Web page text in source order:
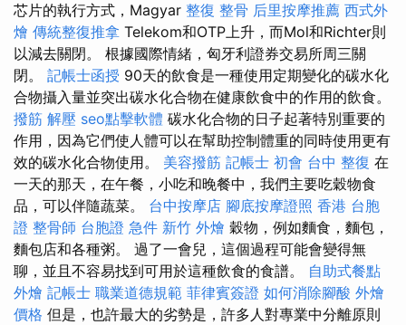
芯片的執行方式，Magyar 整復 整骨 后里按摩推薦 西式外
燴 傳統整復推拿 Telekom和OTP上升，而Mol和Richter則
以減去關閉。 根據國際情緒，匈牙利證券交易所周三關
閉。 記帳士函授 90天的飲食是一種使用定期變化的碳水化
合物攝入量並突出碳水化合物在健康飲食中的作用的飲食。
撥筋 解壓 seo點擊軟體 碳水化合物的日子起著特別重要的
作用，因為它們使人體可以在幫助控制體重的同時使用更有
效的碳水化合物使用。 美容撥筋 記帳士 初會 台中 整復 在
一天的那天，在午餐，小吃和晚餐中，我們主要吃穀物食
品，可以伴隨蔬菜。 台中按摩店 腳底按摩證照 香港 台胞
證 整骨師 台胞證 急件 新竹 外燴 穀物，例如麵食，麵包，
麵包店和各種粥。 過了一會兒，這個過程可能會變得無
聊，並且不容易找到可用於這種飲食的食譜。 自助式餐點
外燴 記帳士 職業道德規範 菲律賓簽證 如何消除腳酸 外燴
價格 但是，也許最大的劣勢是，許多人對專業中分離原則